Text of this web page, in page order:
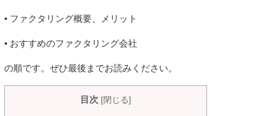
• ファクタリング概要、メリット
• おすすめのファクタリング会社
の順です。ぜひ最後までお読みください。
目次 [閉じる]